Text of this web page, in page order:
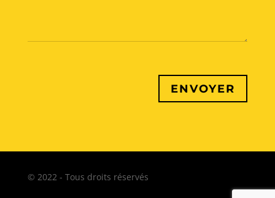
ENVOYER
© 2022 - Tous droits réservés